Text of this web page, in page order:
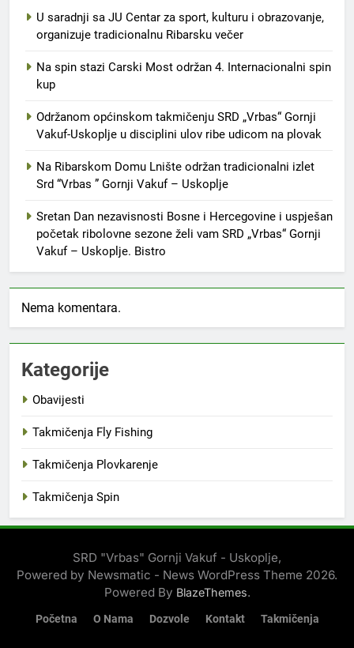
U saradnji sa JU Centar za sport, kulturu i obrazovanje,
organizuje tradicionalnu Ribarsku večer
Na spin stazi Carski Most održan 4. Internacionalni spin
kup
Održanom općinskom takmičenju SRD „Vrbas“ Gornji
Vakuf-Uskoplje u disciplini ulov ribe udicom na plovak
Na Ribarskom Domu Lnište održan tradicionalni izlet
Srd “Vrbas ” Gornji Vakuf – Uskoplje
Sretan Dan nezavisnosti Bosne i Hercegovine i uspješan
početak ribolovne sezone želi vam SRD „Vrbas“ Gornji
Vakuf – Uskoplje. Bistro
Nema komentara.
Kategorije
Obavijesti
Takmičenja Fly Fishing
Takmičenja Plovkarenje
Takmičenja Spin
SRD "Vrbas" Gornji Vakuf - Uskoplje,
Powered by Newsmatic - News WordPress Theme 2026.
Powered By BlazeThemes.
Početna O Nama Dozvole Kontakt Takmičenja